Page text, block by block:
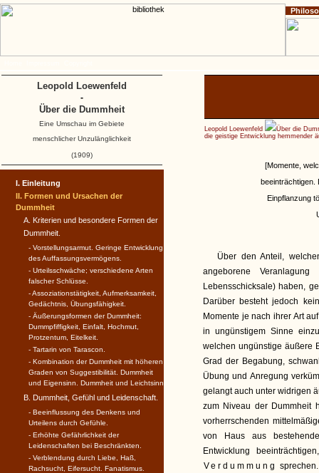
Leopold Loewenfeld
Über die
die geistige Entwicklung hemmender
[Momente,
beeinträchtigen.
Einpflanzung
Über den Anteil,
angeborene
Lebensschicksale) haben,
Darüber besteht jedoch
Momente je nach ihrer Art
in ungünstigem Sinne
welchen ungünstige äußere
Grad der Begabung,
Übung und Anregung
gelangt auch unter widrigen
zum Niveau der Dummheit
vorherrschenden
von Haus aus
Entwicklung
Verdummung sprechen.
I. Einleitung
II. Formen und Ursachen der
Dummheit
A. Kriterien und besondere Formen der
Dummheit.
- Vorstellungsarmut. Geringe Entwicklung
des Auffassungs­vermögens.
- Urteilsschwäche; verschiedene Arten
falscher Schlüsse.
- Assoziationstätigkeit, Aufmerksamkeit,
Gedächtnis, Übungsfähigkeit.
- Äußerungsformen der Dummheit:
Dummpfiffigkeit, Einfalt, Hochmut,
Protzentum, Eitelkeit.
- Tartarin von Tarascon.
- Kombination der Dummheit mit höheren
Graden von Suggestibi­lität. Dummheit
und Eigensinn. Dummheit und Leichtsinn.
B. Dummheit, Gefühl und Leidenschaft.
- Beeinflussung des Denkens und
Urteilens durch Gefühle.
- Erhöhte Gefährlichkeit der
Leidenschaften bei Beschränkten.
- Verblendung durch Liebe, Haß,
Rachsucht, Eifersucht. Fanatismus.
Leopold Loewenfeld
-
Über die Dummheit
Eine Umschau im Gebiete
menschlicher Unzulänglichkeit
(1909)